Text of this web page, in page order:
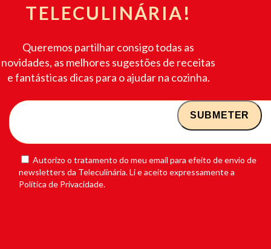
TELECULINÁRIA!
Queremos partilhar consigo todas as
novidades, as melhores sugestões de receitas
e fantásticas dicas para o ajudar na cozinha.
Autorizo o tratamento do meu email para efeito de envio de
newsletters da Teleculinária. Li e aceito expressamente a
Política de Privacidade.